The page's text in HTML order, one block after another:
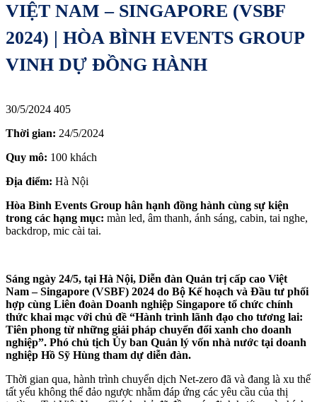
VIỆT NAM – SINGAPORE (VSBF
2024) | HÒA BÌNH EVENTS GROUP
VINH DỰ ĐỒNG HÀNH
30/5/2024 405
Thời gian: 24/5/2024
Quy mô: 100 khách
Địa điểm: Hà Nội
Hòa Bình Events Group hân hạnh đồng hành cùng sự kiện
trong các hạng mục: màn led, âm thanh, ánh sáng, cabin, tai nghe,
backdrop, mic cài tai.
Sáng ngày 24/5, tại Hà Nội, Diễn đàn Quản trị cấp cao Việt
Nam – Singapore (VSBF) 2024 do Bộ Kế hoạch và Đầu tư phối
hợp cùng Liên đoàn Doanh nghiệp Singapore tổ chức chính
thức khai mạc với chủ đề “Hành trình lãnh đạo cho tương lai:
Tiên phong từ những giải pháp chuyển đổi xanh cho doanh
nghiệp”. Phó chủ tịch Ủy ban Quản lý vốn nhà nước tại doanh
nghiệp Hồ Sỹ Hùng tham dự diễn đàn.
Thời gian qua, hành trình chuyển dịch Net-zero đã và đang là xu thế
tất yếu không thể đảo ngược nhằm đáp ứng các yêu cầu của thị